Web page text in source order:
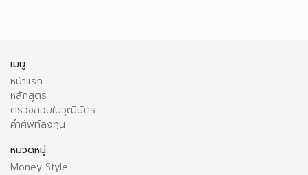
เมนู
หน้าแรก
หลักสูตร
ตรวจสอบใบวุฒิบัตร
คำศัพท์ลงทุน
หมวดหมู่
Money Style